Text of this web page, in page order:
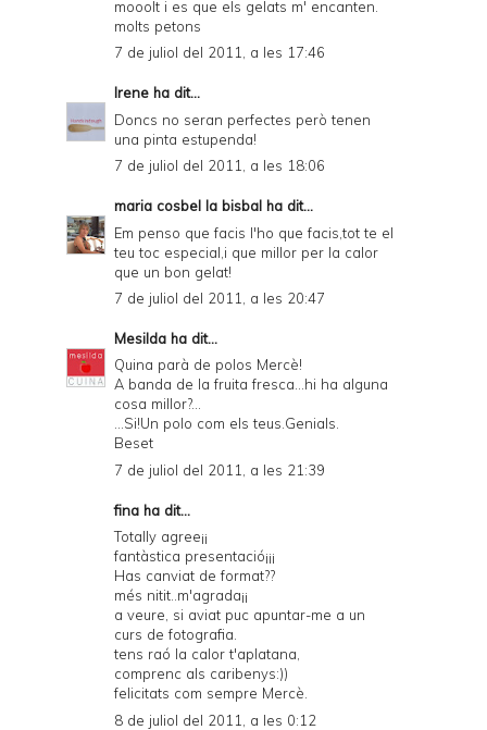
mooolt i es que els gelats m' encanten.
molts petons
7 de juliol del 2011, a les 17:46
Irene ha dit...
Doncs no seran perfectes però tenen
una pinta estupenda!
7 de juliol del 2011, a les 18:06
maria cosbel la bisbal ha dit...
Em penso que facis l'ho que facis,tot te el
teu toc especial,i que millor per la calor
que un bon gelat!
7 de juliol del 2011, a les 20:47
Mesilda ha dit...
Quina parà de polos Mercè!
A banda de la fruita fresca...hi ha alguna
cosa millor?...
...Si!Un polo com els teus.Genials.
Beset
7 de juliol del 2011, a les 21:39
fina ha dit...
Totally agree¡¡
fantàstica presentació¡¡¡
Has canviat de format??
més nitit..m'agrada¡¡
a veure, si aviat puc apuntar-me a un
curs de fotografia.
tens raó la calor t'aplatana,
comprenc als caribenys:))
felicitats com sempre Mercè.
8 de juliol del 2011, a les 0:12